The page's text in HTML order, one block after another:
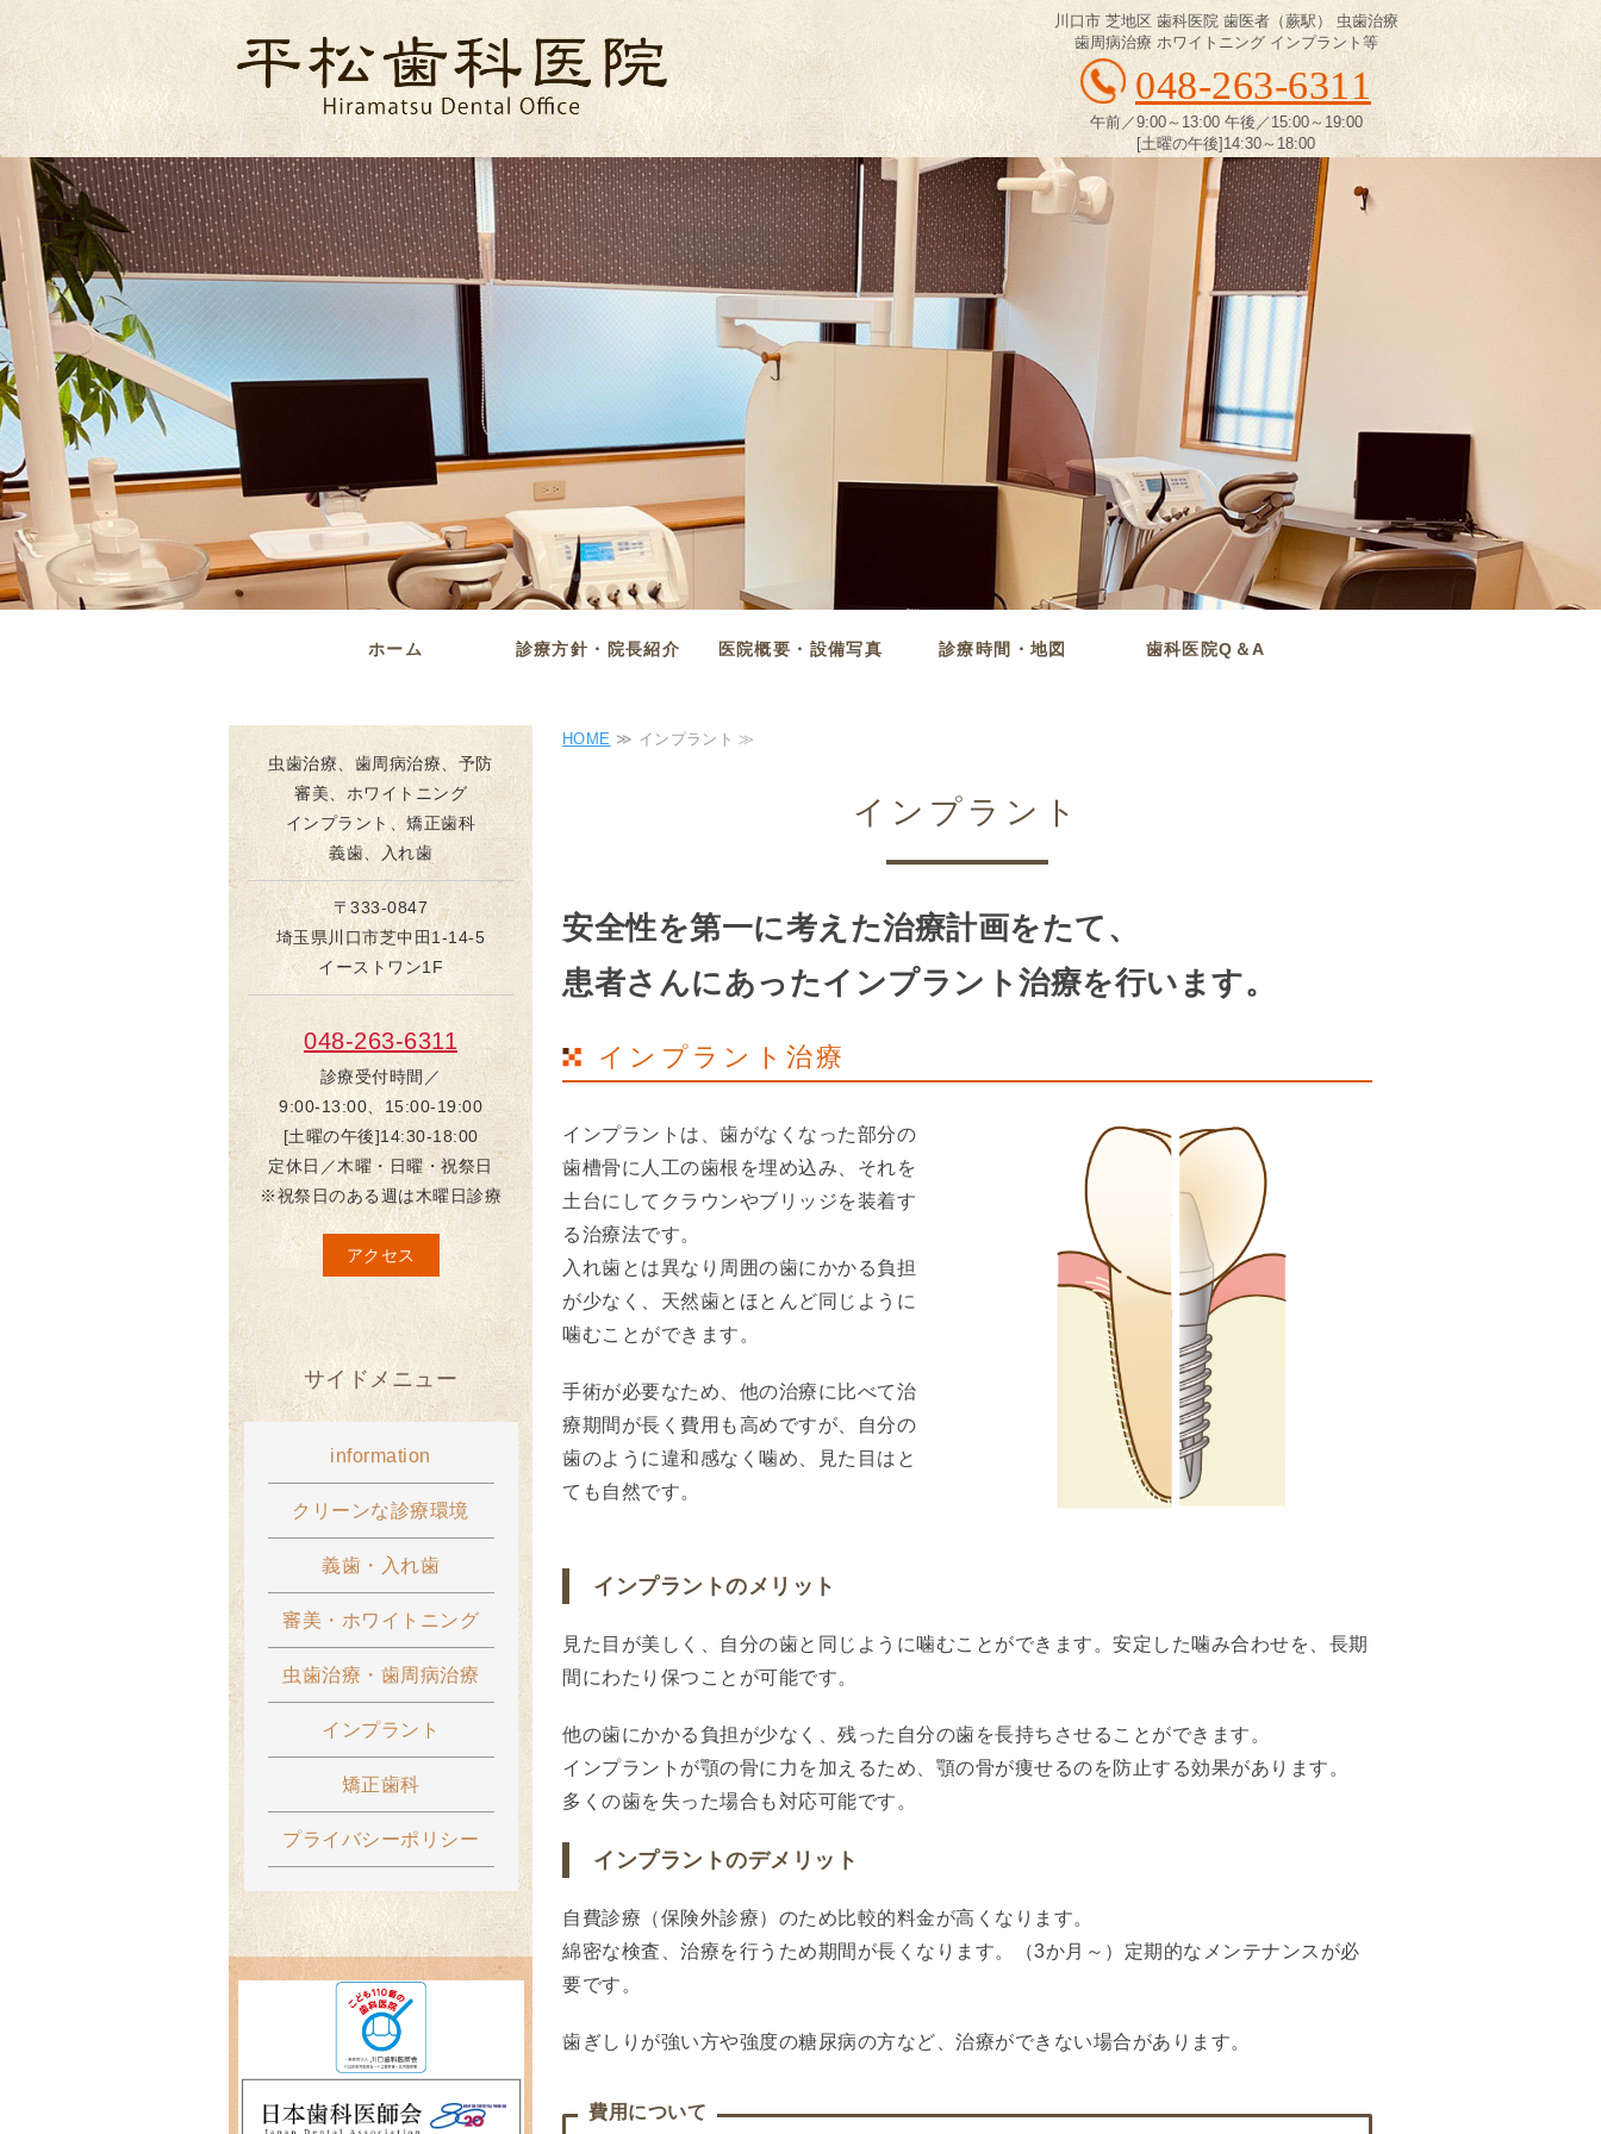
ホーム 診療方針・院長紹介 医院概要・設備写真 診療時間・地図 歯科医院Q＆A
HOME ≫ インプラント ≫
インプラント
安全性を第一に考えた治療計画をたて、
患者さんにあったインプラント治療を行います。
インプラント治療
インプラントは、歯がなくなった部分の
歯槽骨に人工の歯根を埋め込み、それを
土台にしてクラウンやブリッジを装着す
る治療法です。
入れ歯とは異なり周囲の歯にかかる負担
が少なく、天然歯とほとんど同じように
噛むことができます。
手術が必要なため、他の治療に比べて治
療期間が長く費用も高めですが、自分の
歯のように違和感なく噛め、見た目はと
ても自然です。
インプラントのメリット
見た目が美しく、自分の歯と同じように噛むことができます。安定した噛み合わせを、長期
間にわたり保つことが可能です。
他の歯にかかる負担が少なく、残った自分の歯を長持ちさせることができます。
インプラントが顎の骨に力を加えるため、顎の骨が痩せるのを防止する効果があります。
多くの歯を失った場合も対応可能です。
インプラントのデメリット
自費診療（保険外診療）のため比較的料金が高くなります。
綿密な検査、治療を行うため期間が長くなります。（3か月～）定期的なメンテナンスが必
要です。
歯ぎしりが強い方や強度の糖尿病の方など、治療ができない場合があります。
費用について
虫歯治療、歯周病治療、予防
審美、ホワイトニング
インプラント、矯正歯科
義歯、入れ歯
〒333-0847
埼玉県川口市芝中田1-14-5
イーストワン1F
048-263-6311
診療受付時間／
9:00-13:00、15:00-19:00
[土曜の午後]14:30-18:00
定休日／木曜・日曜・祝祭日
※祝祭日のある週は木曜日診療
アクセス
川口市 芝地区 歯科医院 歯医者（蕨駅） 虫歯治療
歯周病治療 ホワイトニング インプラント等
048-263-6311
午前／9:00～13:00 午後／15:00～19:00
[土曜の午後]14:30～18:00
サイドメニュー
information
クリーンな診療環境
義歯・入れ歯
審美・ホワイトニング
虫歯治療・歯周病治療
インプラント
矯正歯科
プライバシーポリシー